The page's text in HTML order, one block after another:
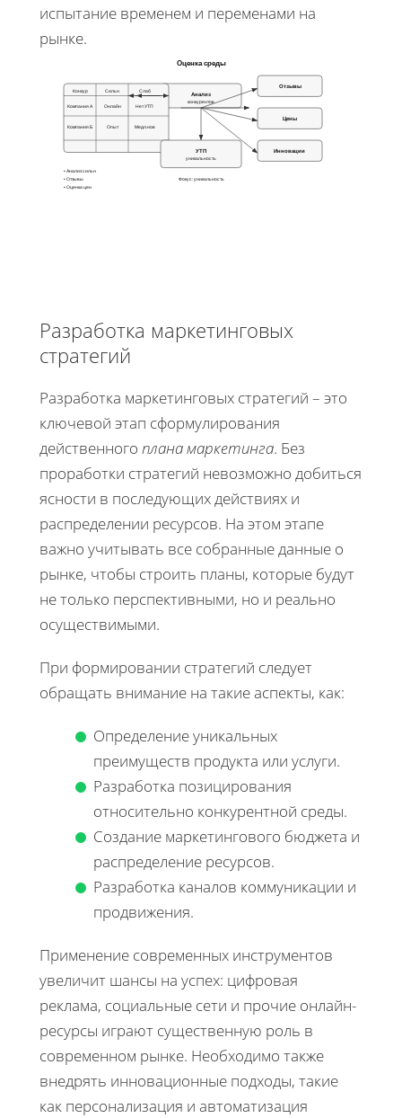
испытание временем и переменами на
рынке.
Оценка среды
Анализ
конкурентов
Конкур Сильн Слаб
Компания А Онлайн Нет УТП
Компания Б Опыт Медл.нов
Отзывы
Цены
Инновации
УТП
уникальность
• Анализ сильн
• Отзывы
• Оценка цен
Фокус: уникальность
Разработка маркетинговых
стратегий
Разработка маркетинговых стратегий – это
ключевой этап сформулирования
действенного плана маркетинга. Без
проработки стратегий невозможно добиться
ясности в последующих действиях и
распределении ресурсов. На этом этапе
важно учитывать все собранные данные о
рынке, чтобы строить планы, которые будут
не только перспективными, но и реально
осуществимыми.
При формировании стратегий следует
обращать внимание на такие аспекты, как:
Определение уникальных
преимуществ продукта или услуги.
Разработка позицирования
относительно конкурентной среды.
Создание маркетингового бюджета и
распределение ресурсов.
Разработка каналов коммуникации и
продвижения.
Применение современных инструментов
увеличит шансы на успех: цифровая
реклама, социальные сети и прочие онлайн-
ресурсы играют существенную роль в
современном рынке. Необходимо также
внедрять инновационные подходы, такие
как персонализация и автоматизация